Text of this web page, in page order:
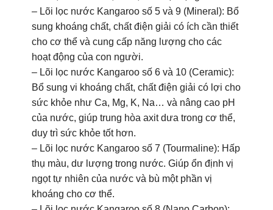
duy trì sức khỏe tốt hơn.
– Lõi lọc nước Kangaroo số 7 (Tourmaline): Hấp
thụ màu, dư lượng trong nước. Giúp ổn định vị
ngọt tự nhiên của nước và bù một phần vị
khoáng cho cơ thể.
– Lõi lọc nước Kangaroo số 8 (Nano Carbon):
Giúp loại bỏ một số mùi và tạo vị ngọt cho nước.
Hỗ trợ hạn chế phát sinh vi khuẩn và chống tái
nhiễm khuẩn.
– Lõi lọc nước Kangaroo số 11 và 12
(Hydrogen) Bổ sung các vi khoáng có lợi, làm
tăng độ pH, giảm ORP của nước, giúp trung hòa
axit dư, chống oxy hóa, tăng sức đề kháng cho
cơ thể. Tạo nước Hydrogen hàm lượng cao.